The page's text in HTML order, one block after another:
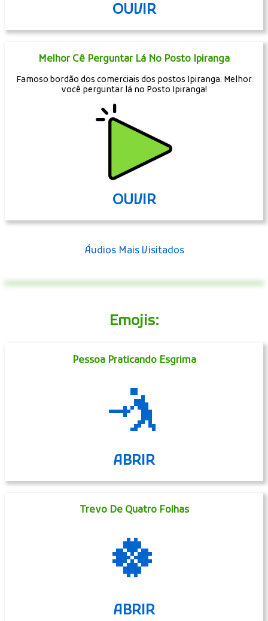
OUVIR
Melhor Cê Perguntar Lá No Posto Ipiranga
Famoso bordão dos comerciais dos postos Ipiranga. Melhor
você perguntar lá no Posto Ipiranga!
OUVIR
Áudios Mais Visitados
Emojis:
Pessoa Praticando Esgrima
🤺
ABRIR
Trevo De Quatro Folhas
🍀
ABRIR